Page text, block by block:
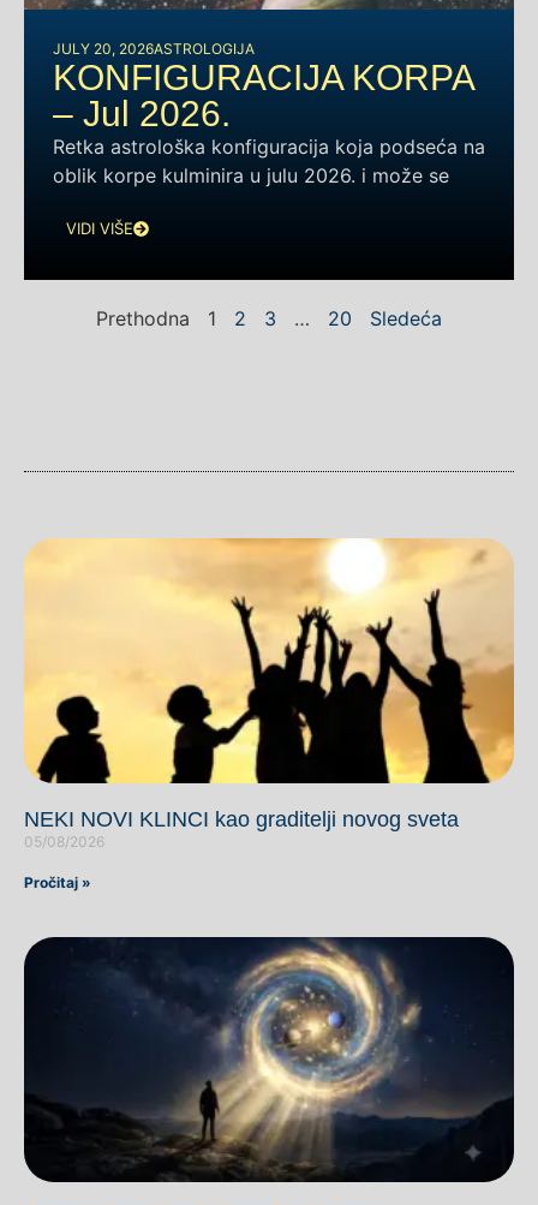
JULY 20, 2026ASTROLOGIJA
KONFIGURACIJA KORPA
– Jul 2026.
Retka astrološka konfiguracija koja podseća na
oblik korpe kulminira u julu 2026. i može se
VIDI VIŠE
Prethodna 1 2 3 … 20 Sledeća
NEKI NOVI KLINCI kao graditelji novog sveta
05/08/2026
Pročitaj »